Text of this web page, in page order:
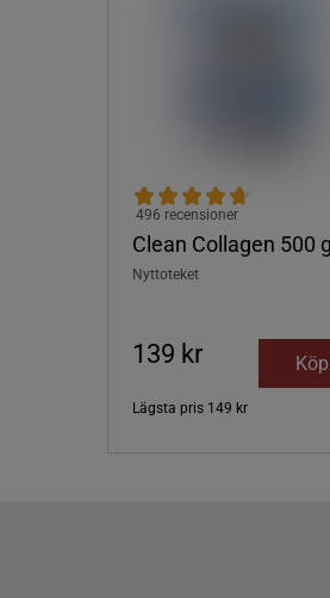
Clean Collagen 500 g
496 recensioner
Nyttoteket
139 kr Köp
Lägsta pris 149 kr